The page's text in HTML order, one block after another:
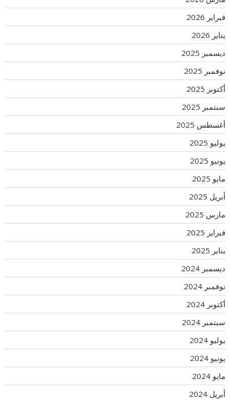
فبراير 2026
يناير 2026
ديسمبر 2025
نوفمبر 2025
أكتوبر 2025
سبتمبر 2025
أغسطس 2025
يوليو 2025
يونيو 2025
مايو 2025
أبريل 2025
مارس 2025
فبراير 2025
يناير 2025
ديسمبر 2024
نوفمبر 2024
أكتوبر 2024
سبتمبر 2024
يوليو 2024
يونيو 2024
مايو 2024
أبريل 2024